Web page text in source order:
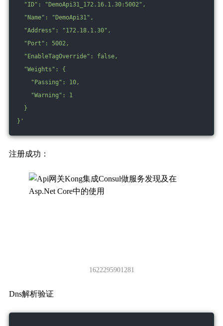
"ID": "DemoApi31_172.16.1.30:5002",
"Name": "DemoApi31",
"Address": "172.18.1.30",
"Port": 5002,
"EnableTagOverride": false,
"Weights": {
"Passing": 10,
"Warning": 1
}
}'
注册成功：
1622295901281
Dns解析验证